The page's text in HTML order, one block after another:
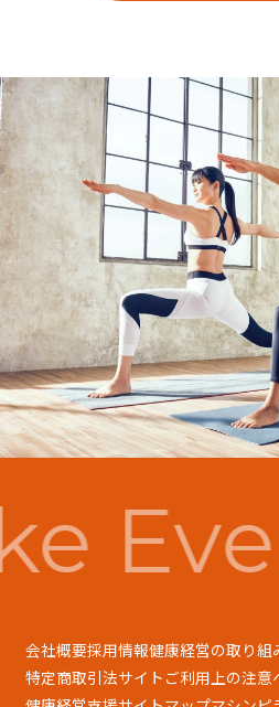
会社概要採用情報健康経営の取り組
特定商取引法サイトご利用上の注意